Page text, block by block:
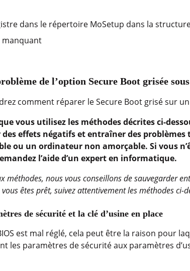
dans le répertoire MoSetup dans la
manquant
de l’option Secure Boot grisée
comment réparer le Secure Boot grisé sur
vous utilisez les méthodes décrites ci-
effets négatifs et entraîner des problèmes
ou un ordinateur non amorçable. Si vous
l’aide d’un expert en informatique.
méthodes, nous vous conseillons de sauvegarder
êtes prêt, suivez attentivement les méthodes ci-
de sécurité et la clé d’usine en place
est mal réglé, cela peut être la raison pour
les paramètres de sécurité aux paramètres